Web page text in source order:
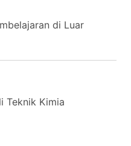
di Luar
Teknik Kimia